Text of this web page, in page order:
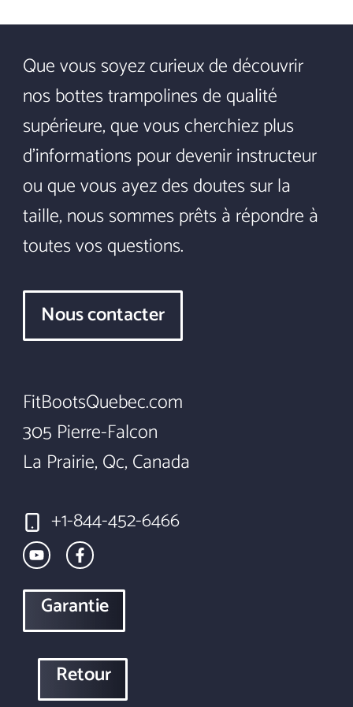
Que vous soyez curieux de découvrir
nos bottes trampolines de qualité
supérieure, que vous cherchiez plus
d'informations pour devenir instructeur
ou que vous ayez des doutes sur la
taille, nous sommes prêts à répondre à
toutes vos questions.
Nous contacter
FitBootsQuebec.com
305 Pierre-Falcon
La Prairie, Qc, Canada
+1-844-452-6466
Garantie
Retour